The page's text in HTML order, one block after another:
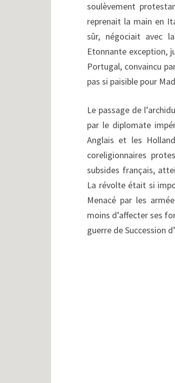
soulèvement
reprenait la main en
sûr, négociait avec
Etonnante exception,
Portugal, convaincu
pas si paisible pour
Le passage de
par le diplomate
Anglais et les
coreligionnaires
subsides français,
La révolte était si
Menacé par les
moins d’affecter ses
guerre de Succession